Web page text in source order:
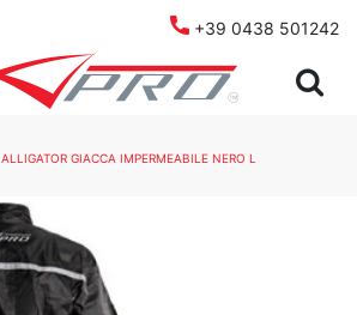
+39 0438 501242
ALLIGATOR GIACCA IMPERMEABILE NERO L